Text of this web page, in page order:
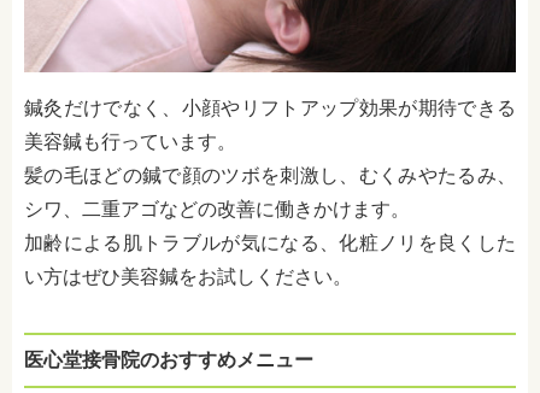
鍼灸だけでなく、小顔やリフトアップ効果が期待できる
美容鍼も行っています。
髪の毛ほどの鍼で顔のツボを刺激し、むくみやたるみ、
シワ、二重アゴなどの改善に働きかけます。
加齢による肌トラブルが気になる、化粧ノリを良くした
い方はぜひ美容鍼をお試しください。
医心堂接骨院のおすすめメニュー